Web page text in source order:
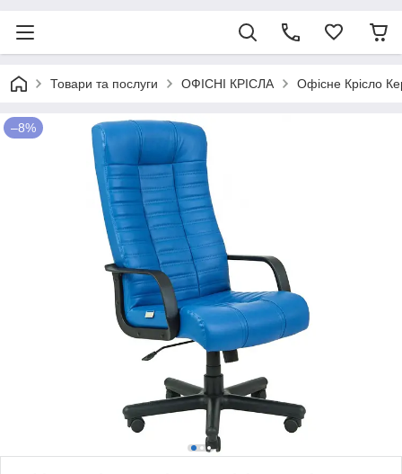
Товари та послуги ОФІСНІ КРІСЛА Офісне Крісло
–8%